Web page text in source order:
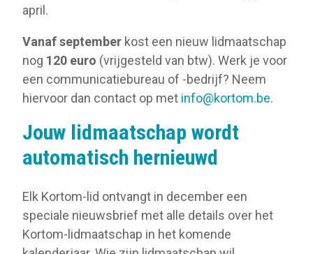
april.
Vanaf september kost een nieuw lidmaatschap
nog 120 euro (vrijgesteld van btw). Werk je voor
een communicatiebureau of -bedrijf? Neem
hiervoor dan contact op met info@kortom.be.
Jouw lidmaatschap wordt
automatisch hernieuwd
Elk Kortom-lid ontvangt in december een
speciale nieuwsbrief met alle details over het
Kortom-lidmaatschap in het komende